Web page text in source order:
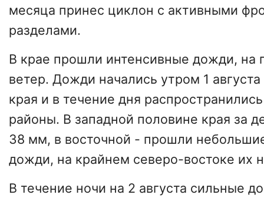
месяца принес циклон с активными
разделами.
В крае прошли интенсивные дожди, на
ветер. Дожди начались утром 1
края и в течение дня
районы. В западной половине края за
38 мм, в восточной - прошли
дожди, на крайнем северо-востоке их
В течение ночи на 2 августа сильные